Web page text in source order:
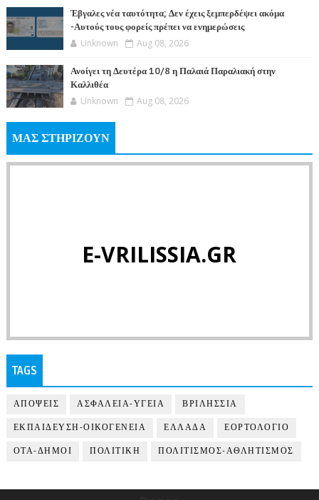
Έβγαλες νέα ταυτότητα; Δεν έχεις ξεμπερδέψει ακόμα
-Αυτούς τους φορείς πρέπει να ενημερώσεις
Unknown Aug 08, 2026
Ανοίγει τη Δευτέρα 10/8 η Παλαιά Παραλιακή στην
Καλλιθέα
Unknown Aug 08, 2026
ΜΑΣ ΣΤΗΡΙΖΟΥΝ
E-VRILISSIA.GR
TAGS
ΑΠΟΨΕΙΣ ΑΣΦΑΛΕΙΑ-ΥΓΕΙΑ ΒΡΙΛΗΣΣΙΑ
ΕΚΠΑΙΔΕΥΣΗ-ΟΙΚΟΓΕΝΕΙΑ ΕΛΛΑΔΑ ΕΟΡΤΟΛΟΓΙΟ
ΟΤΑ-ΔΗΜΟΙ ΠΟΛΙΤΙΚΗ ΠΟΛΙΤΙΣΜΟΣ-ΑΘΛΗΤΙΣΜΟΣ